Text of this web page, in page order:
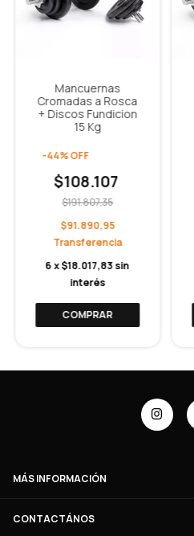
Mancuernas
Cromadas a Rosca
+ Discos Fundicion
15 Kg
-44%OFF
$108.107
$191.807,35
$91.890,95
6 x$18.017,83sin
interés
COMPRAR
MÁS INFORMACIÓN
CONTACTÁNOS